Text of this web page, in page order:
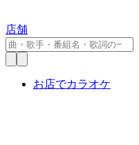
店舗
お店でカラオケ